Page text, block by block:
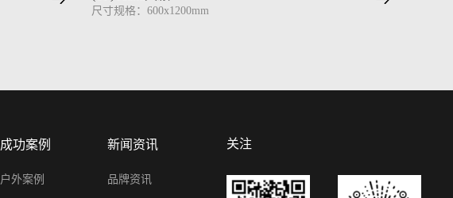
尺寸规格：600x1200mm
成功案例
户外案例
新闻资讯
品牌资讯
关注